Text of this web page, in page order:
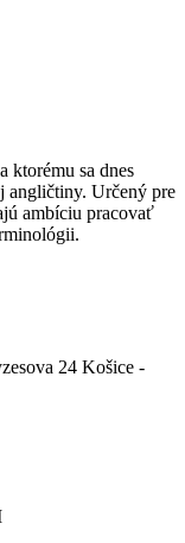
ktorému sa dnes
angličtiny. Určený pre
ambíciu pracovať
24 Košice -